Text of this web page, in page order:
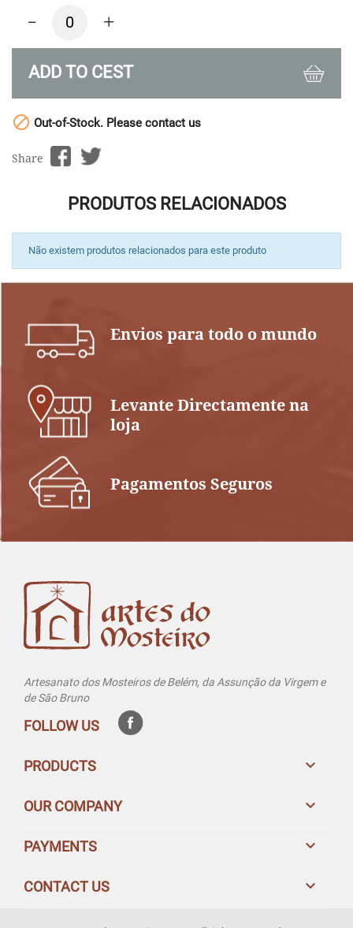
- +
ADD TO CEST
 Out-of-Stock. Please contact us
Share
PRODUTOS RELACIONADOS
Não existem produtos relacionados para este produto
Envios para todo o mundo
Levante Directamente na
loja
Pagamentos Seguros
Artesanato dos Mosteiros de Belém, da Assunção da Virgem e
de São Bruno
FOLLOW US
PRODUCTS 
OUR COMPANY 
PAYMENTS 
CONTACT US 